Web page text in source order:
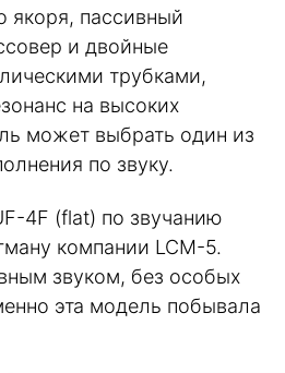
якоря, пассивный
и двойные
трубками,
на высоких
может выбрать один из
по звуку.
4F (flat) по звучанию
компании LCM-5.
звуком, без особых
эта модель побывала